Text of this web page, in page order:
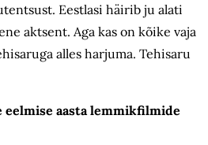
Eestlasi häirib ju alati
aktsent. Aga kas on kõike vaja
alles harjuma. Tehisaru
eelmise aasta lemmikfilmide